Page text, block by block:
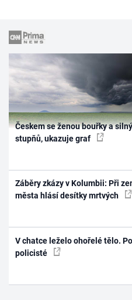
Českem se ženou bouřky a
stupňů, ukazuje graf
Záběry zkázy v Kolumbii: Při
města hlásí desítky mrtvých
V chatce leželo ohořelé tělo.
policisté